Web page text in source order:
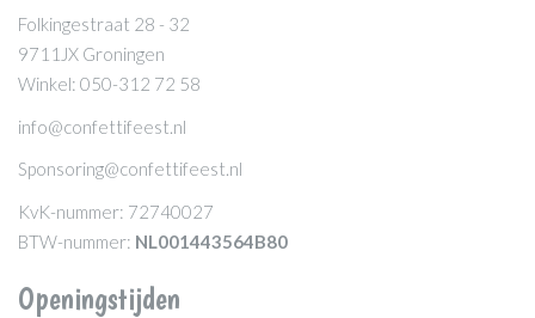
Folkingestraat 28 - 32
9711JX Groningen
Winkel: 050-312 72 58
info@confettifeest.nl
Sponsoring@confettifeest.nl
KvK-nummer: 72740027
BTW-nummer: NL001443564B80
Openingstijden